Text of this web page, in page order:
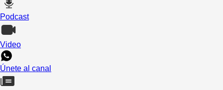
Podcast
Video
Únete al canal